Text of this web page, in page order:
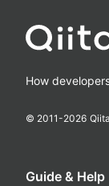
How
© 2011-2026
Guide & Help